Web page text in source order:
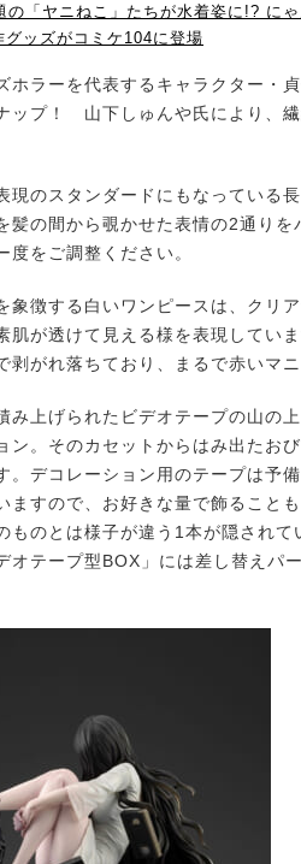
の「ヤニねこ」たちが水着姿に!? に
グッズがコミケ104に登場
ラーを代表するキャラクター・
ップ！ 山下しゅんや氏により、
のスタンダードにもなっている
髪の間から覗かせた表情の2通り
度をご調整ください。
徴する白いワンピースは、クリ
肌が透けて見える様を表現してい
剥がれ落ちており、まるで赤いマ
上げられたビデオテープの山の
ン。そのカセットからはみ出たお
。デコレーション用のテープは予
ますので、お好きな量で飾ること
ものとは様子が違う1本が隠され
オテープ型BOX」には差し替えパ